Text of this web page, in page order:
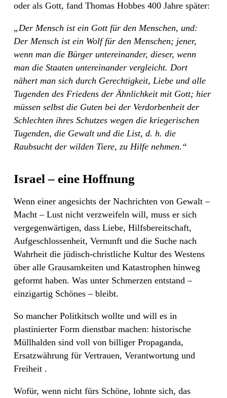
oder als Gott, fand Thomas Hobbes 400 Jahre später:
„Der Mensch ist ein Gott für den Menschen, und:
Der Mensch ist ein Wolf für den Menschen; jener,
wenn man die Bürger untereinander, dieser, wenn
man die Staaten untereinander vergleicht. Dort
nähert man sich durch Gerechtigkeit, Liebe und alle
Tugenden des Friedens der Ähnlichkeit mit Gott; hier
müssen selbst die Guten bei der Verdorbenheit der
Schlechten ihres Schutzes wegen die kriegerischen
Tugenden, die Gewalt und die List, d. h. die
Raubsucht der wilden Tiere, zu Hilfe nehmen.“
Israel – eine Hoffnung
Wenn einer angesichts der Nachrichten von Gewalt –
Macht – Lust nicht verzweifeln will, muss er sich
vergegenwärtigen, dass Liebe, Hilfsbereitschaft,
Aufgeschlossenheit, Vernunft und die Suche nach
Wahrheit die jüdisch-christliche Kultur des Westens
über alle Grausamkeiten und Katastrophen hinweg
geformt haben. Was unter Schmerzen entstand –
einzigartig Schönes – bleibt.
So mancher Politkitsch wollte und will es in
plastinierter Form dienstbar machen: historische
Müllhalden sind voll von billiger Propaganda,
Ersatzwährung für Vertrauen, Verantwortung und
Freiheit .
Wofür, wenn nicht fürs Schöne, lohnte sich, das